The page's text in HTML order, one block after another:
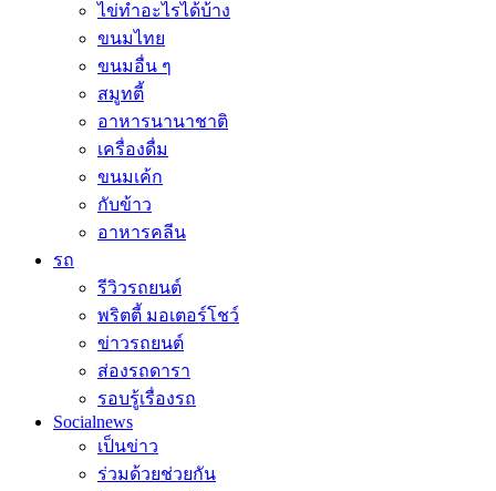
ไข่ทำอะไรได้บ้าง
ขนมไทย
ขนมอื่น ๆ
สมูทตี้
อาหารนานาชาติ
เครื่องดื่ม
ขนมเค้ก
กับข้าว
อาหารคลีน
รถ
รีวิวรถยนต์
พริตตี้ มอเตอร์โชว์
ข่าวรถยนต์
ส่องรถดารา
รอบรู้เรื่องรถ
Socialnews
เป็นข่าว
ร่วมด้วยช่วยกัน